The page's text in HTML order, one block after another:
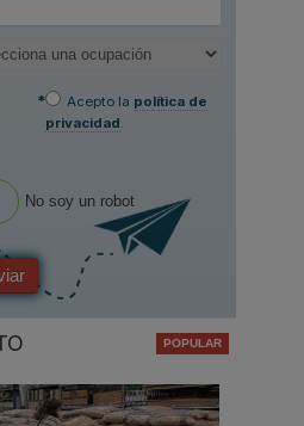
*
Acepto la política de
privacidad.
No soy un robot